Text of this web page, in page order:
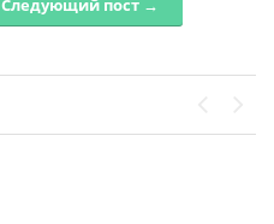
Следующий пост →